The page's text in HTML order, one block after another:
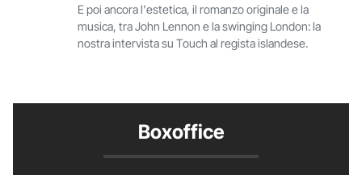
E poi ancora l'estetica, il romanzo originale e la
musica, tra John Lennon e la swinging London: la
nostra intervista su Touch al regista islandese.
Boxoffice